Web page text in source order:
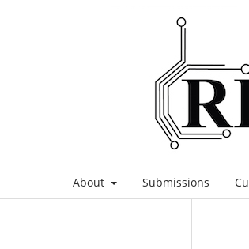
About Submissions